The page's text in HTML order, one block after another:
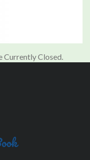
Currently Closed.